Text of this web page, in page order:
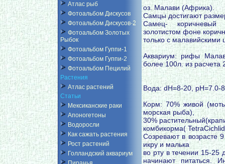
Атлас рыб
Фотоальбом Дискусов
Фотоальбом Дискусов-2
Фотоальбом Золотых
Рыбок
Фотоальбом Гуппи-1
Фотоальбом Гуппи-2
Фотоальбом Пецилий
Растения
Атлас растений
Статьи
Мексиканские раки
Апоногетоны
Водоросли
Как сажать растения
Рост растений
Голландский аквариум
оз. Малави (Африка).
Самцы достигают
Самец-
золотистом фоне
только с малавийскими
Аквариум: рифы
более 100л. из расчета
Вода: dH=8-20, pH=7.0-
Корм: 70% живой
морская рыба),
30%
комбикорма(
Созревают в возрасте
икру и малька
во рту в течении 15-25
начинают питаться.